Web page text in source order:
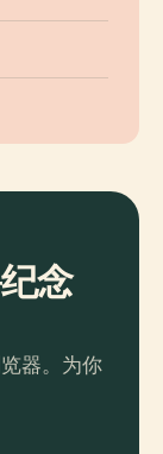
念
器。为你